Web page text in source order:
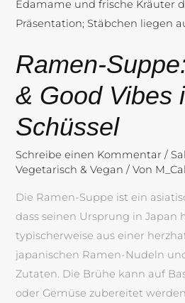
Ramen-
& Good Vibes
Schüssel
Schreibe einen Kommentar /
Vegetarisch & Vegan / Von
Die Ramen-Suppe ist ein
dass seinen Ursprung in Japan
typischerweise aus einer
japanischen Ramen-Nudeln
Zutaten. Die Brühe kann auf
oder Gemüse zubereitet
Good
Vibes
deiner